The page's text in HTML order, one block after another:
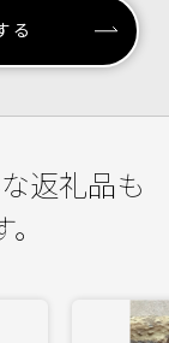
る
返礼品も